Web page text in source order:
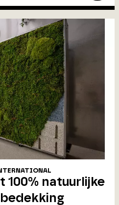
100% natuurlijke